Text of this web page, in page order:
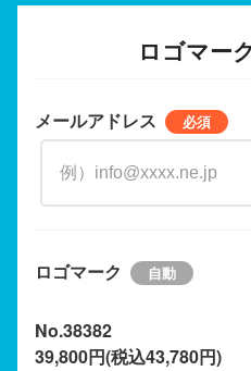
ロゴマー
メールアドレス
ロゴマーク
No.38382
39,800円(税込43,780円)